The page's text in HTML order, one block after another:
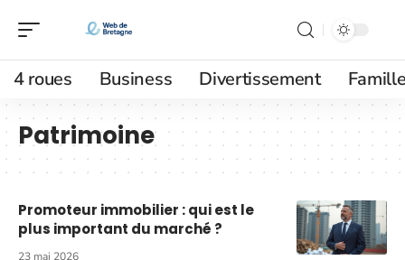
4 roues Business Divertissement
Patrimoine
Promoteur immobilier : qui est le
plus important du marché ?
23 mai 2026